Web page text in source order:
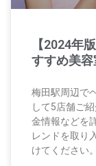
【2024年
すすめ美
梅田駅周辺で
して5店舗ご
金情報などを
レンドを取り
けてください。